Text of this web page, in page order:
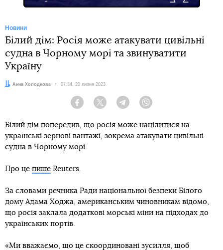
Новини
Білий дім: Росія може атакувати цивільні
судна в Чорному морі та звинуватити
Україну
Автор:
Анна Холоднова Дата:
07:34, 20 липня 2023
Facebook Twitter Telegram
Білий дім попередив, що росія може націлитися на
українські зернові вантажі, зокрема атакувати цивільні
судна в Чорному морі.
Про це пише Reuters.
За словами речника Ради національної безпеки Білого
дому Адама Ходжа, американським чиновникам відомо,
що росія заклала додаткові морські міни на підходах до
українських портів.
«Ми вважаємо, що це скоординовані зусилля, щоб